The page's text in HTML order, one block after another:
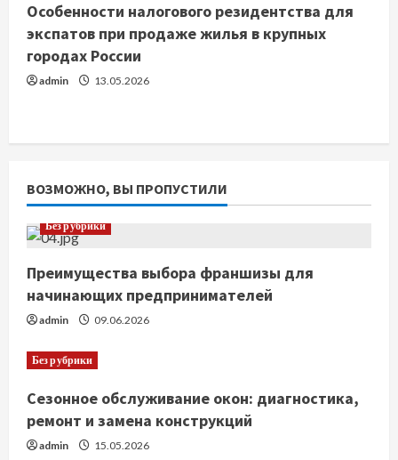
Особенности налогового резидентства для
экспатов при продаже жилья в крупных
городах России
admin 13.05.2026
ВОЗМОЖНО, ВЫ ПРОПУСТИЛИ
Без рубрики
Преимущества выбора франшизы для
начинающих предпринимателей
admin 09.06.2026
Без рубрики
Сезонное обслуживание окон: диагностика,
ремонт и замена конструкций
admin 15.05.2026